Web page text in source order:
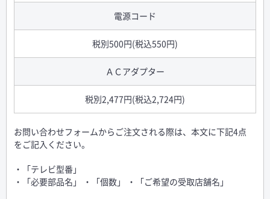
電源コード
税別500円(税込550円)
ＡＣアダプター
税別2,477円(税込2,724円)
お問い合わせフォームからご注文される際は、本文に下記4点
をご記入ください。
・「テレビ型番」
・「必要部品名」 ・「個数」 ・「ご希望の受取店舗名」